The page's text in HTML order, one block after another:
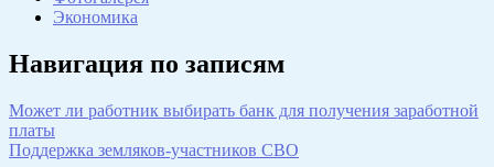
Экономика
Навигация по записям
Может ли работник выбирать банк для получения заработной
платы
Поддержка земляков-участников СВО